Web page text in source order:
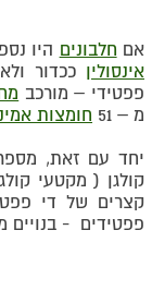
אם חלבונים היו
אינסולין ככדור
פפטידי – מורכב
מ – 51
חומצות
יחד עם זאת,
קולגן ( מקטעי
קצרים של די
פפטידים - בנויים